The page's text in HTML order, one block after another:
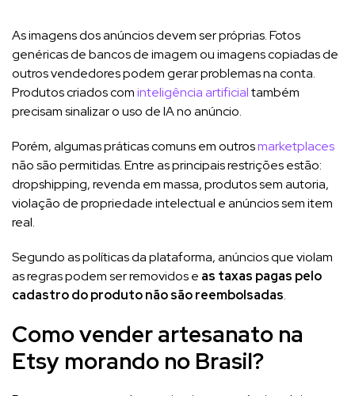
As imagens dos anúncios devem ser próprias. Fotos
genéricas de bancos de imagem ou imagens copiadas de
outros vendedores podem gerar problemas na conta.
Produtos criados cominteligência artificialtambém
precisam sinalizar o uso de IA no anúncio.
Porém, algumas práticas comuns em outrosmarketplaces
não são permitidas. Entre as principais restrições estão:
dropshipping, revenda em massa, produtos sem autoria,
violação de propriedade intelectual e anúncios sem item
real.
Segundo as políticas da plataforma, anúncios que violam
as regras podem ser removidos e as taxas pagas pelo
cadastro do produto não são reembolsadas.
Como vender artesanato na
Etsy morando no Brasil?